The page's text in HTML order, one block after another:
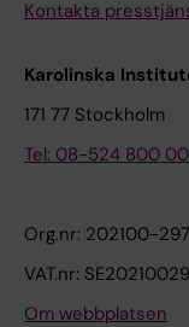
Kontakta
Karolinska
171 77 Stockholm
Tel: 08-524 800 00
Org.nr: 202100-
VAT.nr:
Om webbplatsen